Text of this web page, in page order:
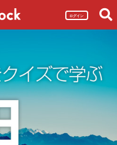
ログイン